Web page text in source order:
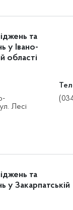
та
у Івано-
області
Лесі
та
у Закарпатській